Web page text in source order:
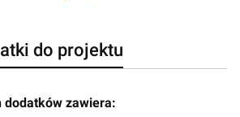
do projektu
dodatków zawiera: